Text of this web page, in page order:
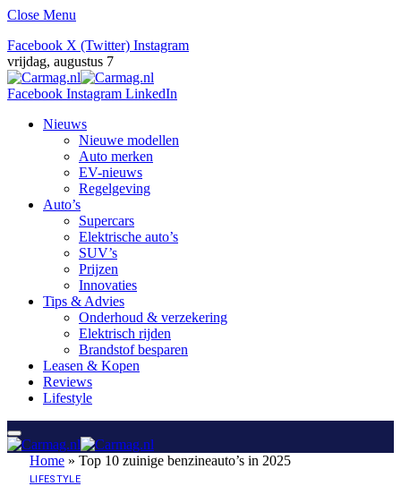
Close Menu
Facebook X (Twitter) Instagram
vrijdag, augustus 7
Facebook Instagram LinkedIn
Nieuws
Nieuwe modellen
Auto merken
EV-nieuws
Regelgeving
Auto’s
Supercars
Elektrische auto’s
SUV’s
Prijzen
Innovaties
Tips & Advies
Onderhoud & verzekering
Elektrisch rijden
Brandstof besparen
Leasen & Kopen
Reviews
Lifestyle
Home » Top 10 zuinige benzineauto’s in 2025
LIFESTYLE